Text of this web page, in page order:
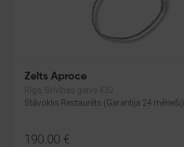
Zelts Aproce
Rīga, Brīvības gatve 432
Stāvoklis Restaurēts (Garantija 24 mēneši)
190.00 €